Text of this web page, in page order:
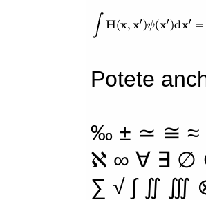
Potete
‰ ± ≃ ≅ ≈
ℵ ∞ ∀ ∃ ∅
∑ √ ∫ ∬ ∭